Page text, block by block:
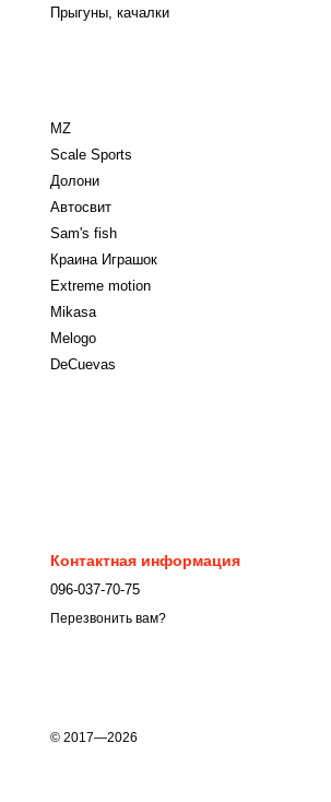
Прыгуны, качалки
MZ
Scale Sports
Долони
Автосвит
Sam's fish
Краина Играшок
Extreme motion
Mikasa
Melogo
DeCuevas
Контактная информация
096-037-70-75
Перезвонить вам?
© 2017—2026